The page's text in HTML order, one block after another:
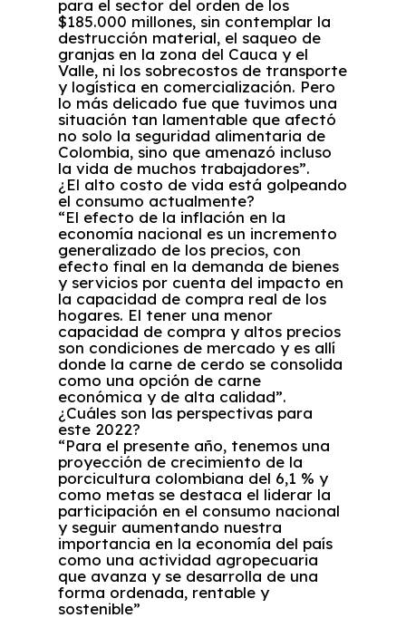
para el sector del orden de los
$185.000 millones, sin contemplar la
destrucción material, el saqueo de
granjas en la zona del Cauca y el
Valle, ni los sobrecostos de transporte
y logística en comercialización. Pero
lo más delicado fue que tuvimos una
situación tan lamentable que afectó
no solo la seguridad alimentaria de
Colombia, sino que amenazó incluso
la vida de muchos trabajadores”.
¿El alto costo de vida está golpeando
el consumo actualmente?
“El efecto de la inflación en la
economía nacional es un incremento
generalizado de los precios, con
efecto final en la demanda de bienes
y servicios por cuenta del impacto en
la capacidad de compra real de los
hogares. El tener una menor
capacidad de compra y altos precios
son condiciones de mercado y es allí
donde la carne de cerdo se consolida
como una opción de carne
económica y de alta calidad”.
¿Cuáles son las perspectivas para
este 2022?
“Para el presente año, tenemos una
proyección de crecimiento de la
porcicultura colombiana del 6,1 % y
como metas se destaca el liderar la
participación en el consumo nacional
y seguir aumentando nuestra
importancia en la economía del país
como una actividad agropecuaria
que avanza y se desarrolla de una
forma ordenada, rentable y
sostenible”